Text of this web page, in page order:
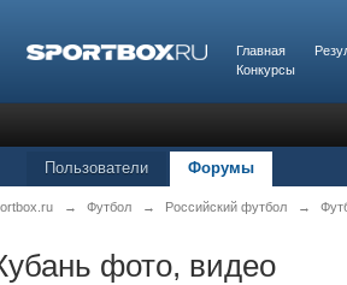
Главная
Конкурсы
Пользователи Форумы
→ Футбол → Российский футбол →
фото, видео